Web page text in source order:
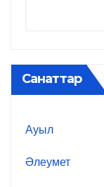
Санаттар
Ауыл
Әлеумет